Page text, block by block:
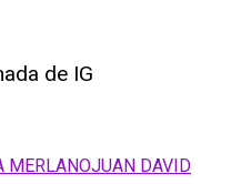
de IG
MERLANOJUAN DAVID